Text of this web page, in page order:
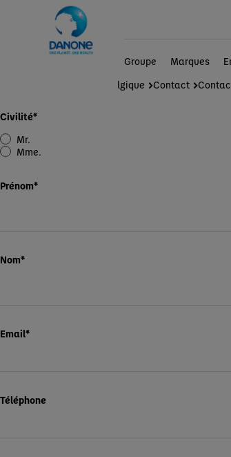
Groupe Marques
Danone en Belgique Contact
Civilité*
Mr.
Mme.
Prénom*
Nom*
Email*
Téléphone